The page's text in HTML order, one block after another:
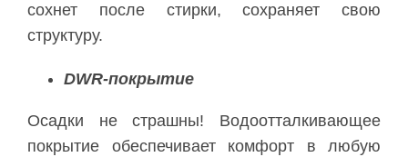
сохнет после стирки, сохраняет свою
структуру.
DWR-покрытие
Осадки не страшны! Водоотталкивающее
покрытие обеспечивает комфорт в любую